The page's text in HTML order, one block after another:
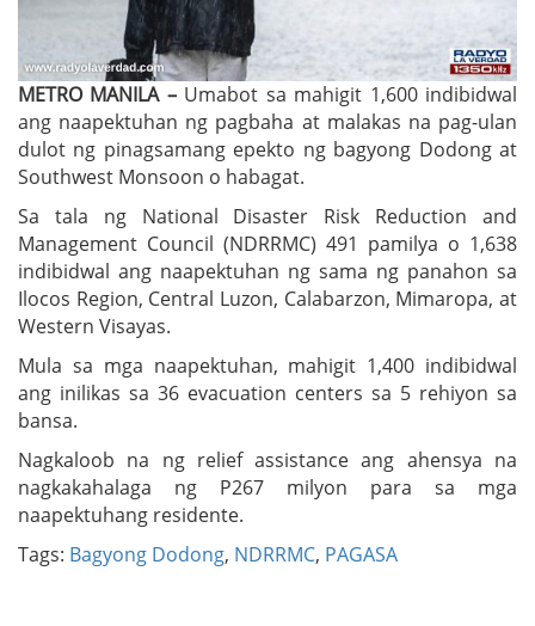
METRO MANILA – Umabot sa mahigit 1,600 indibidwal
ang naapektuhan ng pagbaha at malakas na pag-ulan
dulot ng pinagsamang epekto ng bagyong Dodong at
Southwest Monsoon o habagat.
Sa tala ng National Disaster Risk Reduction and
Management Council (NDRRMC) 491 pamilya o 1,638
indibidwal ang naapektuhan ng sama ng panahon sa
Ilocos Region, Central Luzon, Calabarzon, Mimaropa, at
Western Visayas.
Mula sa mga naapektuhan, mahigit 1,400 indibidwal
ang inilikas sa 36 evacuation centers sa 5 rehiyon sa
bansa.
Nagkaloob na ng relief assistance ang ahensya na
nagkakahalaga ng P267 milyon para sa mga
naapektuhang residente.
Tags: Bagyong Dodong, NDRRMC, PAGASA